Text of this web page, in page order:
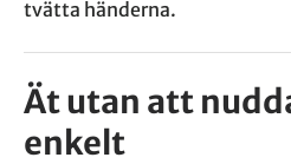
tvätta händerna.
Ät utan att
enkelt